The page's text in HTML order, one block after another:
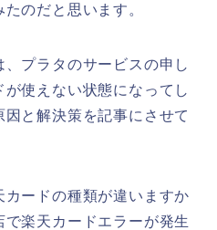
のだと思います。
プラタのサービスの申し
使えない状態になってし
と解決策を記事にさせて
カードの種類が違いますか
楽天カードエラーが発生